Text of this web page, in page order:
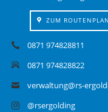
ZUM
0871 974828811
0871 974828822
verwaltung@rs-
@rsergolding